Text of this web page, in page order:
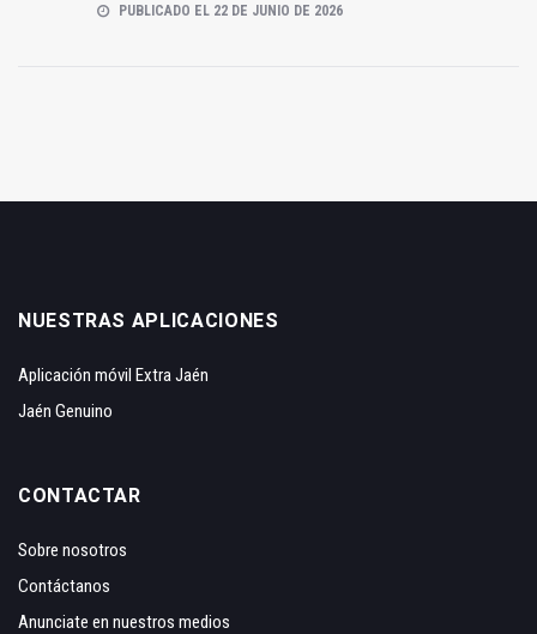
PUBLICADO EL 22 DE JUNIO DE 2026
NUESTRAS APLICACIONES
Aplicación móvil Extra Jaén
Jaén Genuino
CONTACTAR
Sobre nosotros
Contáctanos
Anunciate en nuestros medios